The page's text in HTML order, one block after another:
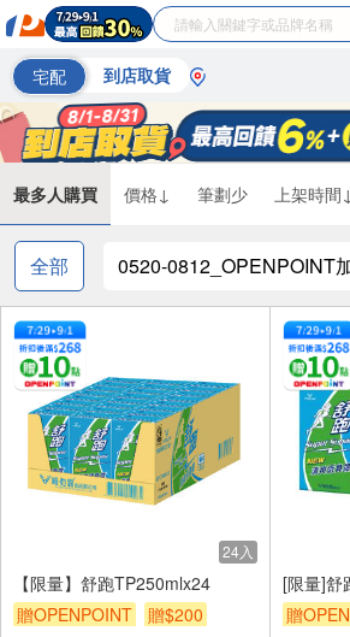
宅配 到店取貨
最多人購買 價格↓ 筆劃少 上架時間
全部 0520-0812_OPENPOINT
24入
【限量】舒跑TP250mlx24
贈OPENPOINT
贈$200
[限量]舒
贈